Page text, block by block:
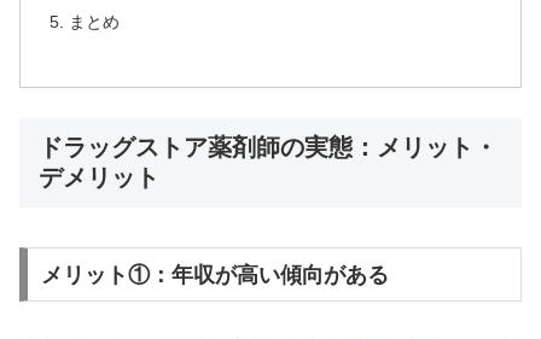
まとめ
ドラッグストア薬剤師の実態：メリット・
デメリット
メリット①：年収が高い傾向がある